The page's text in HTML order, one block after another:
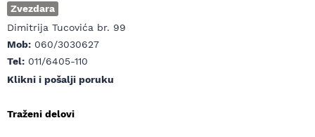
Zvezdara
Dimitrija Tucovića br. 99
Mob: 060/3030627
Tel: 011/6405-110
Klikni i pošalji poruku
Traženi delovi